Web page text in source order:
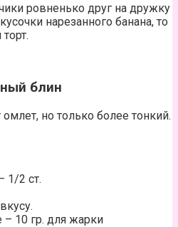
ровненько друг на дружку
нарезанного банана, то
блин
но только более тонкий.
1/2 ст.
– 10 гр. для жарки